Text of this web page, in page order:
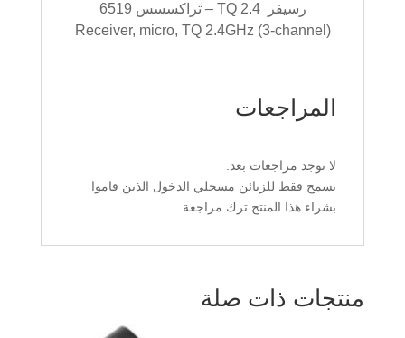
رسيفر TQ 2.4 – تراكسسس 6519
Receiver, micro, TQ 2.4GHz (3-channel)
المراجعات
لا توجد مراجعات بعد.
يسمح فقط للزبائن مسجلي الدخول الذين قاموا
بشراء هذا المنتج ترك مراجعة.
منتجات ذات صلة